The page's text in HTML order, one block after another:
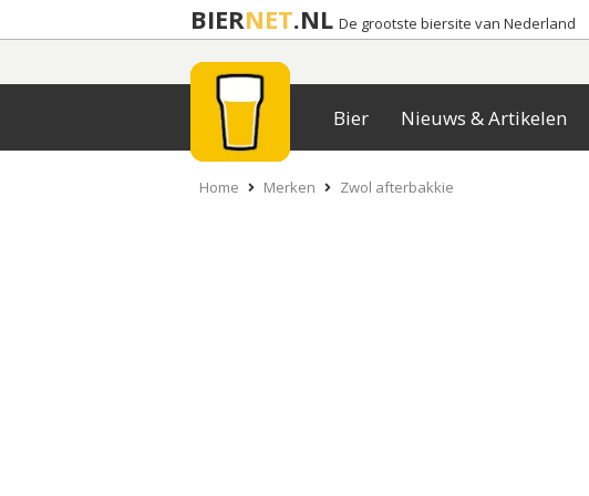
BIERNET.NL De grootste biersite van Nederland
Bier Nieuws & Artikelen
Home Merken Zwol afterbakkie